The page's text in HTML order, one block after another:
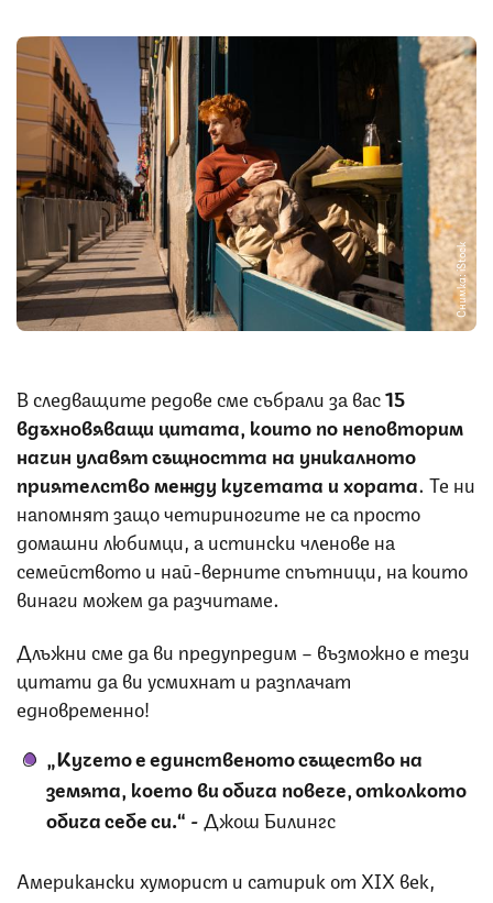
Снимка: iStock
В следващите редове сме събрали за вас15
вдъхновяващи цитата, които по неповторим
начин улавят същността на уникалното
приятелство между кучетата и хората. Те ни
напомнят защо четириногите не са просто
домашни любимци, а истински членове на
семейството и най-верните спътници, на които
винаги можем да разчитаме.
Длъжни сме да ви предупредим – възможно е тези
цитати да ви усмихнат и разплачат
едновременно!
„Кучето е единственото същество на
земята, което ви обича повече, отколкото
обича себе си.“ - Джош Билингс
Американски хуморист и сатирик от XIX век,